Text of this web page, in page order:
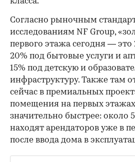
Согласно рыночным
исследованиям NF Group,
первого этажа сегодня — это
20% под бытовые услуги и
15% под детскую и
инфраструктуру. Также там
сейчас в премиальных
помещения на первых
значительно быстрее: около
находят арендаторов уже в
после ввода дома в